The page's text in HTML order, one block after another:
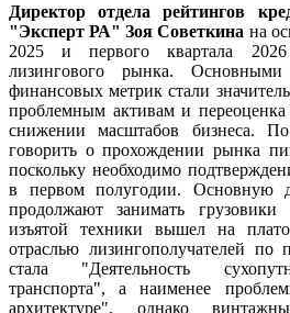
Директор отдела рейтингов
"Эксперт РА" Зоя Советкина на
2025 и первого квартала
лизингового рынка.
финансовых метрик стали
проблемным активам и
снижении масштабов бизнеса.
говорить о прохождении рынка
поскольку необходимо
в первом полугодии. Основную
продолжают занимать
изъятой техники вышел на
отраслью лизингополучателей по
стала "Деятельность
транспорта", а наименее
архитектуре", однако